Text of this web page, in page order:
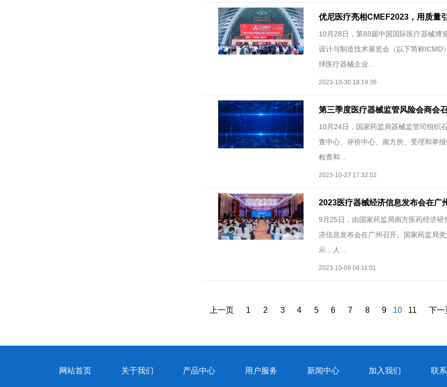
优尼医疗亮相CMEF2023，用质量
10月28日，第88届中国国际医疗器械博
设计与制造技术展览会（以下简称ICMD
球医疗器械企业...
2023-10-30 18:19:36
第三季度医疗器械监管风险会商会
10月24日，国家药监局器械监管司组织
查中心、评价中心、南方所、受理和举
检查和...
2023-10-27 17:32:02
2023医疗器械经济信息发布会在广
9月25日，由国家药监局南方医药经济
济信息发布会在广州召开。国家药监局
示，人...
2023-10-09 08:11:01
上一页 1 2 3 4 5 6 7 8 9 10 11 下一
网站首页 关于我们 产品中心 用户服务 新闻中心 加入我们 联